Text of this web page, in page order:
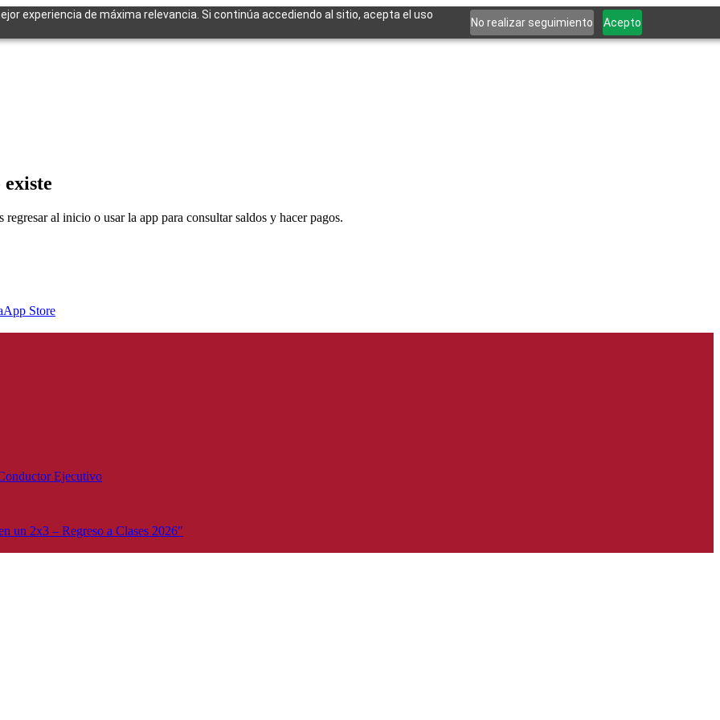
experiencia de máxima relevancia. Si continúa accediendo al sitio, acepta el uso
No realizar seguimiento Acepto
al inicio o usar la app para consultar saldos y hacer pagos.
App Store
Ejecutivo
un 2x3 – Regreso a Clases 2026"